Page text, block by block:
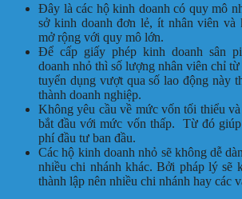
Đây là các hộ kinh doanh có quy mô
sở kinh doanh đơn lẻ, ít nhân viên và
mở rộng với quy mô lớn.
Để cấp giấy phép kinh doanh sân
doanh nhỏ thì số lượng nhân viên chỉ
tuyển dụng vượt qua số lao động này
thành doanh nghiệp.
Không yêu cầu về mức vốn tối thiểu
bắt đầu với mức vốn thấp. Từ đó
phí đầu tư ban đầu.
Các hộ kinh doanh nhỏ sẽ không dễ
nhiều chi nhánh khác. Bởi pháp lý sẽ
thành lập nên nhiều chi nhánh hay các